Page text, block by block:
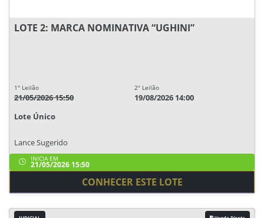
LOTE 2: MARCA NOMINATIVA “UGHINI”
1° Leilão
21/05/2026 15:50
2° Leilão
19/08/2026 14:00
Lote Único
Lance Sugerido
INICIA EM
21/05/2026 15:50
CONHECER ESTE LOTE